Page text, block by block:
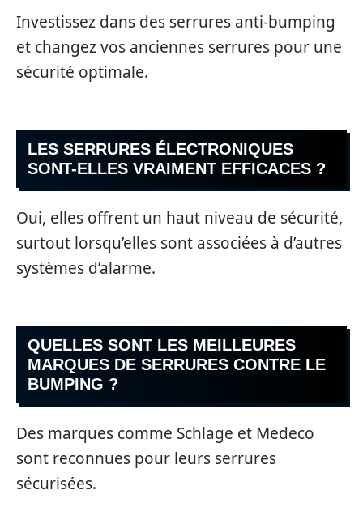
Investissez dans des serrures anti-bumping
et changez vos anciennes serrures pour une
sécurité optimale.
LES SERRURES ÉLECTRONIQUES
SONT-ELLES VRAIMENT EFFICACES ?
Oui, elles offrent un haut niveau de sécurité,
surtout lorsqu’elles sont associées à d’autres
systèmes d’alarme.
QUELLES SONT LES MEILLEURES
MARQUES DE SERRURES CONTRE LE
BUMPING ?
Des marques comme Schlage et Medeco
sont reconnues pour leurs serrures
sécurisées.